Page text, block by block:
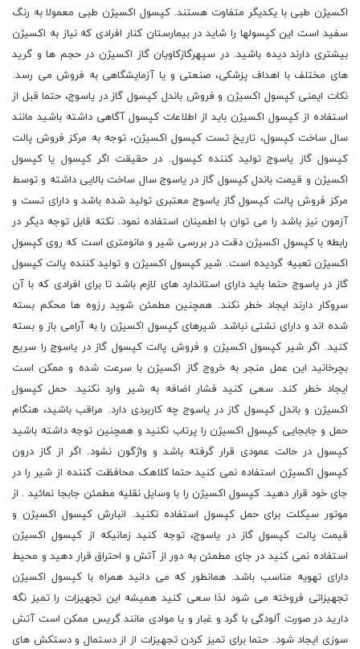
اکسیژن طبی با یکدیگر متفاوت هستند. کپسول اکسیژن طبی معمولا به رنگ
سفید است این کپسولها را شاید در بیمارستان کنار افرادی که نیاز به اکسیژن
بیشتری دارند دیده باشید. در سپهرگازکاویان گاز اکسیژن در حجم ها و گرید
های مختلف با اهداف پزشکی، صنعتی و یا آزمایشگاهی به فروش می رسد.
نکات ایمنی کپسول اکسیژن و فروش باندل کپسول گاز در یاسوج، حتما قبل از
استفاده از کپسول اکسیژن باید از اطلاعات کپسول آگاهی داشته باشید مانند
سال ساخت کپسول، تاریخ تست کپسول اکسیژن، توجه به مرکز فروش پالت
کپسول گاز یاسوج تولید کننده کپسول. در حقیقت اگر کپسول یا کپسول
اکسیژن و قیمت باندل کپسول گاز در یاسوج سال ساخت بالایی داشته و توسط
مرکز فروش پالت کپسول گاز یاسوج معتبری تولید شده باشد و دارای تست و
آزمون نیز باشد را می توان با اطمینان استفاده نمود. نکته قابل توجه دیگر در
رابطه با کپسول اکسیژن دقت در بررسی شیر و مانومتری است که روی کپسول
اکسیژن تعبیه گردیده است. شیر کپسول اکسیژن و تولید کننده پالت کپسول
گاز در یاسوج حتما باید دارای استاندارد های لازم باشد تا برای افرادی که با آن
سروکار دارند ایجاد خطر نکند. همچنین مطمئن شوید رزوه ها محکم بسته
شده اند و دارای نشتی نباشد. شیرهای کپسول اکسیژن را به آرامی باز و بسته
کنید. اگر شیر کپسول اکسیژن و فروش پالت کپسول گاز در یاسوج را سریع
بچرخانید این عمل منجر به خروج گاز اکسیژن با سرعت شده و ممکن است
ایجاد خطر کند. سعی کنید فشار اضافه به شیر وارد نکنید. حمل کپسول
اکسیژن و باندل کپسول گاز در یاسوج چه کاربردی دارد. مراقب باشید، هنگام
حمل و جابجایی کپسول اکسیژن را پرتاب نکنید و همچنین توجه داشته باشید
کپسول در حالت عمودی قرار گرفته باشد و واژگون نشود. اگر از گاز درون
کپسول اکسیژن استفاده نمی کنید حتما کلاهک محافظت کننده از شیر را در
جای خود قرار دهید. کپسول اکسیژن را با وسایل نقلیه مطمئن جابجا نمائید . از
موتور سیکلت برای حمل کپسول استفاده نکنید. انبارش کپسول اکسیژن و
قیمت پالت کپسول گاز در یاسوج، توجه کنید زمانیکه از کپسول اکسیژن
استفاده نمی کنید در جای مطمئن به دور از آتش و احتراق قرار دهید و محیط
دارای تهویه مناسب باشد. همانطور که می دانید همراه با کپسول اکسیژن
تجهیزاتی فروخته می شود لذا سعی کنید همیشه این تجهیزات را تمیز نگه
دارید در صورت آلودگی با گرد و غبار و یا موادی مانند گریس ممکن است آتش
سوزی ایجاد شود. حتما برای تمیز کردن تجهیزات از از دستمال و دستکش های